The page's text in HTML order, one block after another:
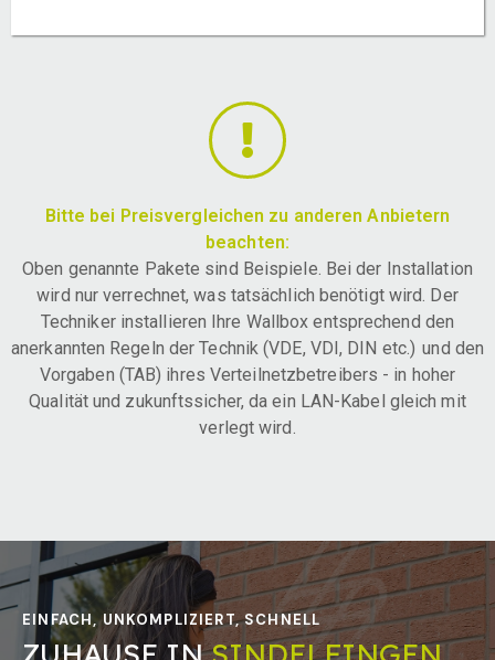
Bitte bei Preisvergleichen zu anderen Anbietern
beachten:
Oben genannte Pakete sind Beispiele. Bei der Installation
wird nur verrechnet, was tatsächlich benötigt wird. Der
Techniker installieren Ihre Wallbox entsprechend den
anerkannten Regeln der Technik (VDE, VDI, DIN etc.) und den
Vorgaben (TAB) ihres Verteilnetzbetreibers - in hoher
Qualität und zukunftssicher, da ein LAN-Kabel gleich mit
verlegt wird.
EINFACH, UNKOMPLIZIERT, SCHNELL